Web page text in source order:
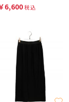
6,600税込